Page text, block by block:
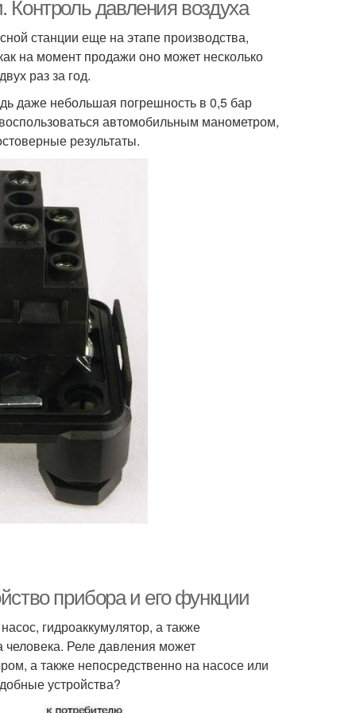
Контроль давления воздуха
станции еще на этапе производства,
на момент продажи оно может несколько
раз за год.
даже небольшая погрешность в 0,5 бар
автомобильным манометром,
результаты.
прибора и его функции
гидроаккумулятор, а также
Реле давления может
а также непосредственно на насосе или
устройства?